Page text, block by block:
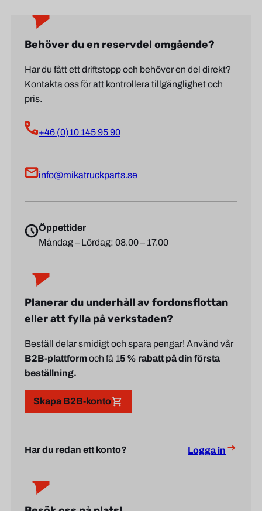
Behöver du en reservdel omgående?
Har du fått ett driftstopp och behöver en del direkt?
Kontakta oss för att kontrollera tillgänglighet och
pris.
+46 (0)10 145 95 90
info@mikatruckparts.se
Öppettider
Måndag – Lördag: 08.00 – 17.00
Planerar du underhåll av fordonsflottan
eller att fylla på verkstaden?
Beställ delar smidigt och spara pengar! Använd vår
B2B-plattformoch få 15 % rabatt på din första
beställning.
Skapa B2B-konto
Har du redan ett konto? Logga in